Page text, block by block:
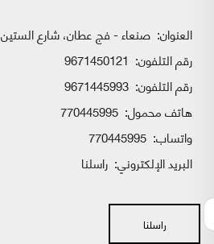
العنوان: صنعاء - فج عطان، شارع الستين
رقم التلفون: 9671450121
رقم التلفون: 9671445993
هاتف محمول: 770445995
واتساب:
البريد الإلكتروني: راسلنا
راسلنا